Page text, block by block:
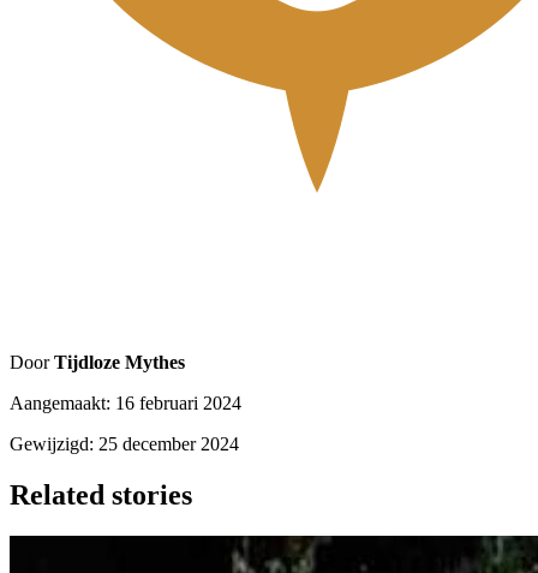
DoorTijdloze Mythes
Aangemaakt: 16 februari 2024
Gewijzigd: 25 december 2024
Related stories